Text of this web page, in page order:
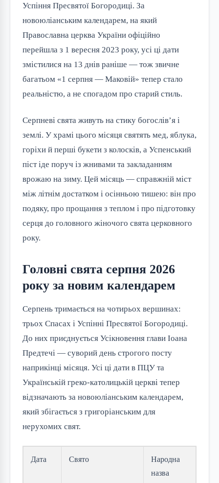
Успіння Пресвятої Богородиці. За
новоюліанським календарем, на який
Православна церква України офіційно
перейшла з 1 вересня 2023 року, усі ці дати
змістилися на 13 днів раніше — тож звичне
багатьом «1 серпня — Маковій» тепер стало
реальністю, а не спогадом про старий стиль.
Серпневі свята живуть на стику богослів’я і
землі. У храмі цього місяця святять мед, яблука,
горіхи й перші букети з колосків, а Успенський
піст іде поруч із жнивами та закладанням
врожаю на зиму. Цей місяць — справжній міст
між літнім достатком і осінньою тишею: він про
подяку, про прощання з теплом і про підготовку
серця до головного жіночого свята церковного
року.
Головні свята серпня 2026
року за новим календарем
Серпень тримається на чотирьох вершинах:
трьох Спасах і Успінні Пресвятої Богородиці.
До них приєднується Усікновення глави Іоана
Предтечі — суворий день строгого посту
наприкінці місяця. Усі ці дати в ПЦУ та
Українській греко-католицькій церкві тепер
відзначають за новоюліанським календарем,
який збігається з григоріанським для
нерухомих свят.
Дата Свято
Народна
назва